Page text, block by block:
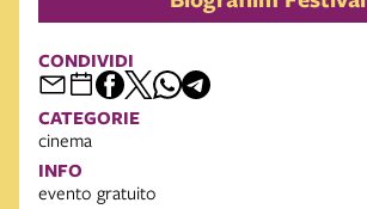
CONDIVIDI
CATEGORIE
cinema
INFO
evento gratuito